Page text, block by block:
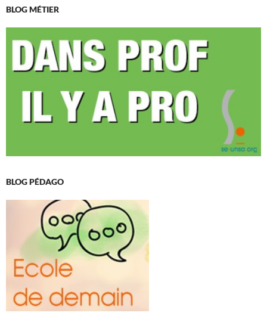
BLOG MÉTIER
BLOG PÉDAGO